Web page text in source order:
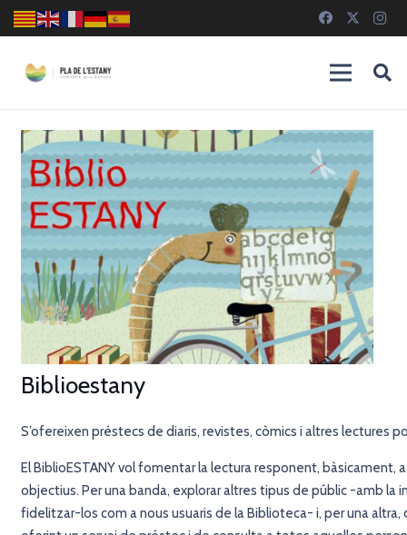
Biblioestany
S’ofereixen préstecs de diaris, revistes, còmics i altres lectures
El BiblioESTANY vol fomentar la lectura responent, bàsicament,
objectius. Per una banda, explorar altres tipus de públic -amb la
fidelitzar-los com a nous usuaris de la Biblioteca- i, per una altra,